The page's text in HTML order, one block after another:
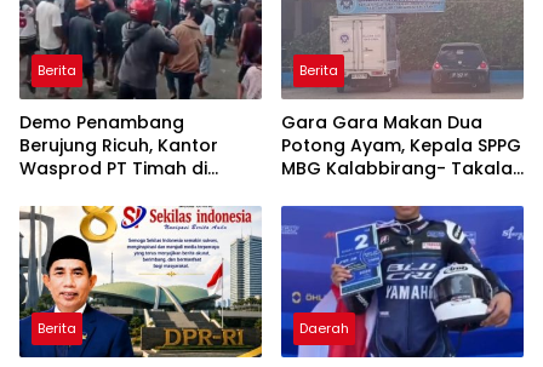
Berita
Demo Penambang
Berujung Ricuh, Kantor
Wasprod PT Timah di
Berita
Gara Gara Makan Dua
Potong Ayam, Kepala SPPG
MBG Kalabbirang- Takalar
Berita Daerah